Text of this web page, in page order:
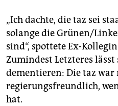
„Ich dachte, die taz sei
solange die Grünen/
sind“, spottete Ex-
Zumindest Letzteres
dementieren: Die taz war
regierungsfreundlich,
hat.